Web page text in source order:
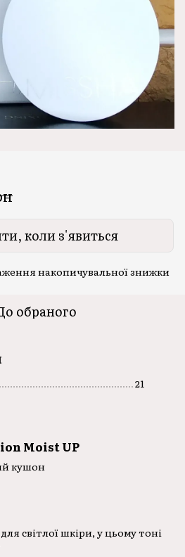
коли з'явиться
накопичувальної знижки
обраного
21
Moist UP
кушон
світлої шкіри, у цьому тоні